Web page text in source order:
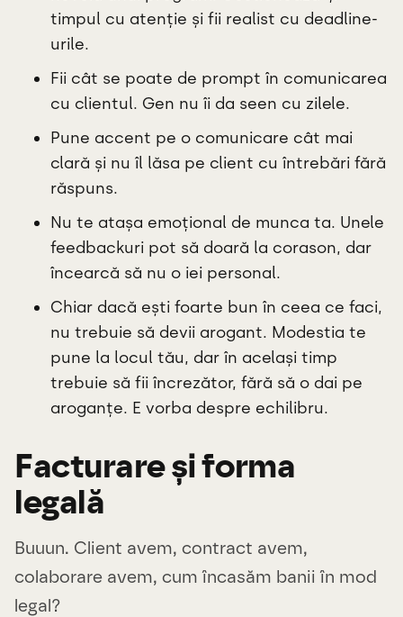
timpul cu atenție și fii realist cu deadline-
urile.
Fii cât se poate de prompt în comunicarea
cu clientul. Gen nu îi da seen cu zilele.
Pune accent pe o comunicare cât mai
clară și nu îl lăsa pe client cu întrebări fără
răspuns.
Nu te atașa emoțional de munca ta. Unele
feedbackuri pot să doară la corason, dar
încearcă să nu o iei personal.
Chiar dacă ești foarte bun în ceea ce faci,
nu trebuie să devii arogant. Modestia te
pune la locul tău, dar în același timp
trebuie să fii încrezător, fără să o dai pe
aroganțe. E vorba despre echilibru.
Facturare și forma
legală
Buuun. Client avem, contract avem,
colaborare avem, cum încasăm banii în mod
legal?